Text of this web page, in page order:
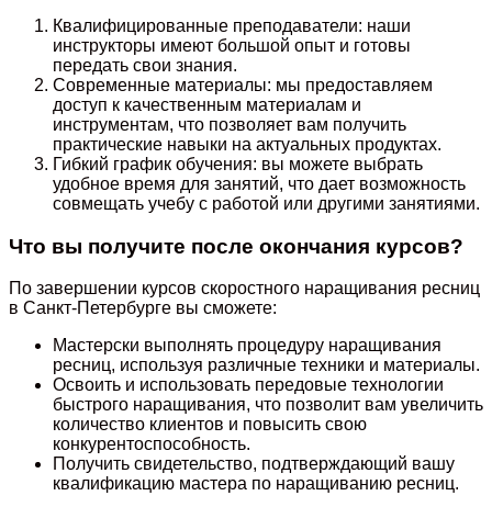
Квалифицированные преподаватели: наши
инструкторы имеют большой опыт и готовы
передать свои знания.
Современные материалы: мы предоставляем
доступ к качественным материалам и
инструментам, что позволяет вам получить
практические навыки на актуальных продуктах.
Гибкий график обучения: вы можете выбрать
удобное время для занятий, что дает возможность
совмещать учебу с работой или другими занятиями.
Что вы получите после окончания курсов?
По завершении курсов скоростного наращивания ресниц
в Санкт-Петербурге вы сможете:
Мастерски выполнять процедуру наращивания
ресниц, используя различные техники и материалы.
Освоить и использовать передовые технологии
быстрого наращивания, что позволит вам увеличить
количество клиентов и повысить свою
конкурентоспособность.
Получить свидетельство, подтверждающий вашу
квалификацию мастера по наращиванию ресниц.